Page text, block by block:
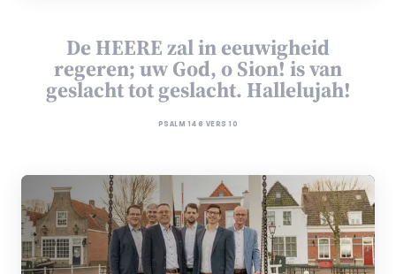
De HEERE zal in eeuwigheid
regeren; uw God, o Sion! is van
geslacht tot geslacht. Hallelujah!
PSALM 146 VERS 10